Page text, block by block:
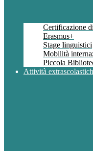
Certificazione
Erasmus+
Stage linguistici
Mobilità
Piccola
Attività